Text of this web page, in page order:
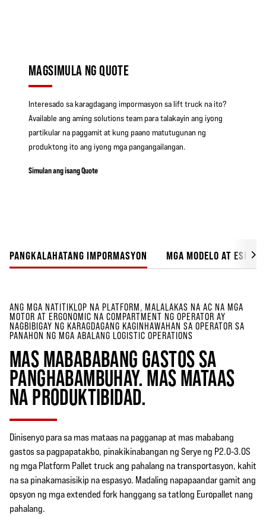
MAGSIMULA NG QUOTE
Interesado sa karagdagang impormasyon sa lift truck na ito?
Available ang aming solutions team para talakayin ang iyong
partikular na paggamit at kung paano matutugunan ng
produktong ito ang iyong mga pangangailangan.
Simulan ang isang Quote
PANGKALAHATANG IMPORMASYON MGA MODELO AT
ANG MGA NATITIKLOP NA PLATFORM, MALALAKAS NA AC NA MGA
MOTOR AT ERGONOMIC NA COMPARTMENT NG OPERATOR AY
NAGBIBIGAY NG KARAGDAGANG KAGINHAWAHAN SA OPERATOR SA
PANAHON NG MGA ABALANG LOGISTIC OPERATIONS
MAS MABABABANG GASTOS SA
PANGHABAMBUHAY. MAS MATAAS
NA PRODUKTIBIDAD.
Dinisenyo para sa mas mataas na pagganap at mas mababang
gastos sa pagpapatakbo, pinakikinabangan ng Serye ng P2.0-3.0S
ng mga Platform Pallet truck ang pahalang na transportasyon, kahit
na sa pinakamasisikip na espasyo. Madaling napapaandar gamit ang
opsyon ng mga extended fork hanggang sa tatlong Europallet nang
pahalang.